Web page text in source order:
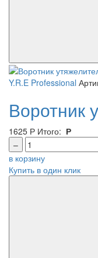
Y.R.E Professional
Воротник
1625 Р Итого: Р
–
в корзину
Купить в один клик